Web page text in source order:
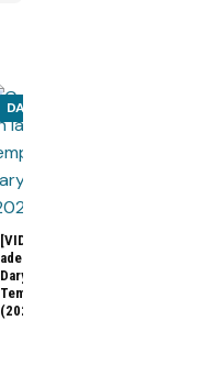
DARYL DIXON
[VIDEO] Primer
adelanto de
Daryl Dixon
Temporada 3
(2025)